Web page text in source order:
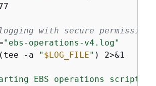
with secure permissions
"ebs-operations-v4.log"
-a " $LOG_FILE" ) 2>&1
EBS operations script